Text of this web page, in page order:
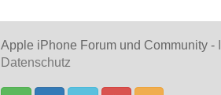
Apple iPhone Forum und Community -
Datenschutz